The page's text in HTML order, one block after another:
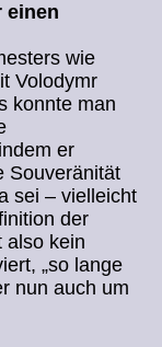
einen
wie
Volodymr
konnte man
er
Souveränität
sei – vielleicht
der
also kein
„so lange
nun auch um